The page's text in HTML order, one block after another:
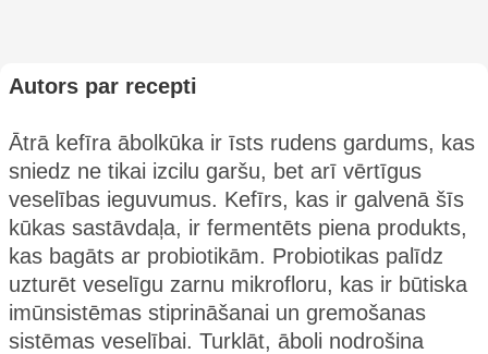
Autors par recepti
Ātrā kefīra ābolkūka ir īsts rudens gardums, kas
sniedz ne tikai izcilu garšu, bet arī vērtīgus
veselības ieguvumus. Kefīrs, kas ir galvenā šīs
kūkas sastāvdaļa, ir fermentēts piena produkts,
kas bagāts ar probiotikām. Probiotikas palīdz
uzturēt veselīgu zarnu mikrofloru, kas ir būtiska
imūnsistēmas stiprināšanai un gremošanas
sistēmas veselībai. Turklāt, āboli nodrošina